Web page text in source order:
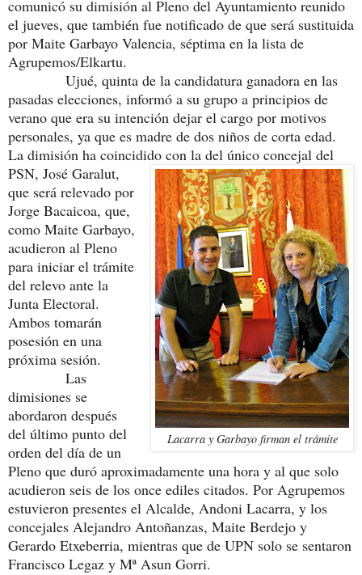
comunicó su dimisión al Pleno del Ayuntamiento reunido
el jueves, que también fue notificado de que será sustituida
por Maite Garbayo Valencia, séptima en la lista de
Agrupemos/Elkartu.
Ujué, quinta de la candidatura ganadora en las
pasadas elecciones, informó a su grupo a principios de
verano que era su intención dejar el cargo por motivos
personales, ya que es madre de dos niños de corta edad.
La dimisión ha coincidido con la del único
Lacarra y Garbayo firman el trámite
concejal del
PSN, José Garalut,
que será relevado por
Jorge Bacaicoa, que,
como Maite Garbayo,
acudieron al Pleno
para iniciar el trámite
del relevo ante la
Junta Electoral.
Ambos tomarán
posesión en una
próxima sesión.
Las
dimisiones se
abordaron después
del último punto del
orden del día de un
Pleno que duró aproximadamente una hora y al que solo
acudieron seis de los once ediles citados. Por Agrupemos
estuvieron presentes el Alcalde, Andoni Lacarra, y los
concejales Alejandro Antoñanzas, Maite Berdejo y
Gerardo Etxeberria, mientras que de UPN solo se sentaron
Francisco Legaz y Mª Asun Gorri.